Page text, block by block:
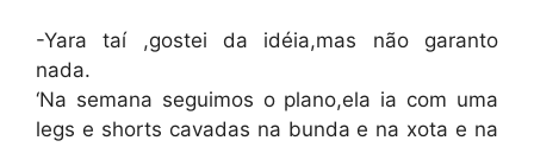
-Yara taí ,gostei da idéia,mas não garanto
nada.
‘Na semana seguimos o plano,ela ia com uma
legs e shorts cavadas na bunda e na xota e na